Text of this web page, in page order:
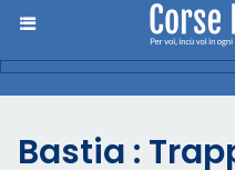
Bastia :